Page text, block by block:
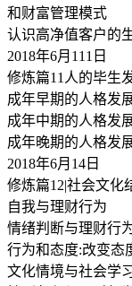
和财富管理模式
认识高净值客户的
2018年6月111日
修炼篇11人的毕生
成年早期的人格发
成年中期的人格发
成年晚期的人格发
2018年6月14日
修炼篇12|社会文化
自我与理财行为
情绪判断与理财行
行为和态度:改变态
文化情境与社会学